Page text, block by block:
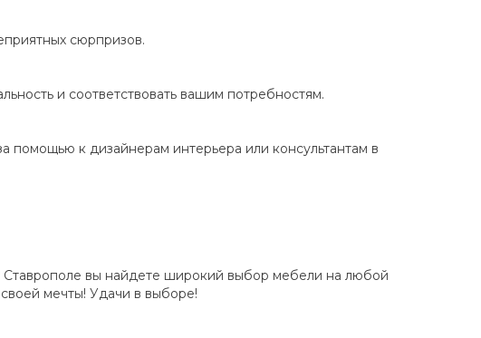
сюрпризов.
и соответствовать вашим потребностям.
помощью к дизайнерам интерьера или консультантам в
вы найдете широкий выбор мебели на любой
мечты! Удачи в выборе!